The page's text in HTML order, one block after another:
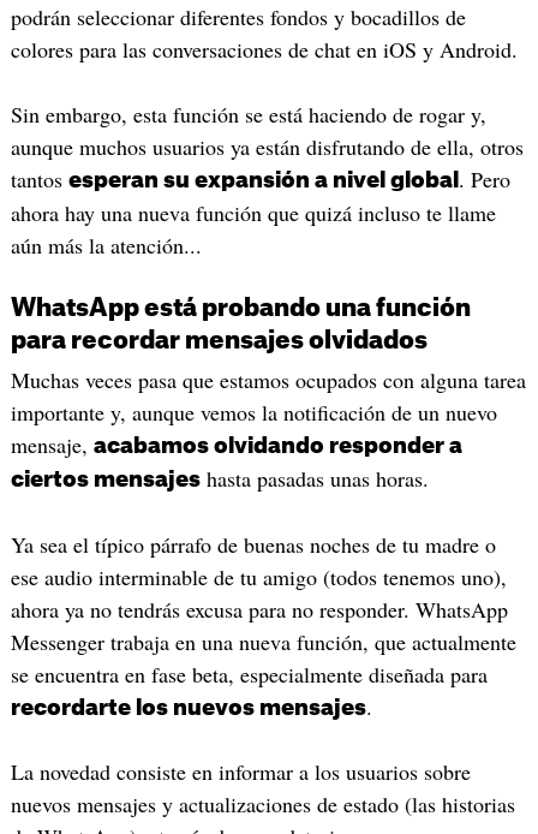
podrán seleccionar diferentes fondos y bocadillos de
colores para las conversaciones de chat en iOS y Android.
Sin embargo, esta función se está haciendo de rogar y,
aunque muchos usuarios ya están disfrutando de ella, otros
tantos esperan su expansión a nivel global . Pero
ahora hay una nueva función que quizá incluso te llame
aún más la atención...
WhatsApp está probando una función
para recordar mensajes olvidados
Muchas veces pasa que estamos ocupados con alguna tarea
importante y, aunque vemos la notificación de un nuevo
mensaje, acabamos olvidando responder a
ciertos mensajeshasta pasadas unas horas.
Ya sea el típico párrafo de buenas noches de tu madre o
ese audio interminable de tu amigo (todos tenemos uno),
ahora ya no tendrás excusa para no responder. WhatsApp
Messenger trabaja en una nueva función, que actualmente
se encuentra en fase beta, especialmente diseñada para
recordarte los nuevos mensajes.
La novedad consiste en informar a los usuarios sobre
nuevos mensajes y actualizaciones de estado (las historias